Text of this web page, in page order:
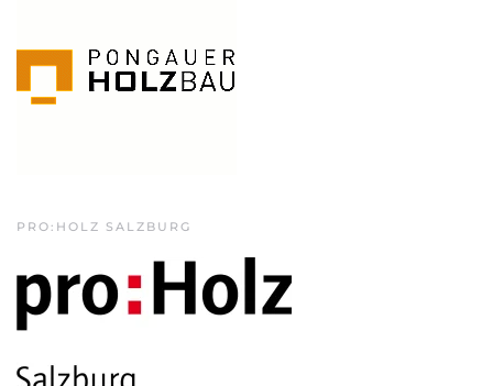
PRO:HOLZ SALZBURG